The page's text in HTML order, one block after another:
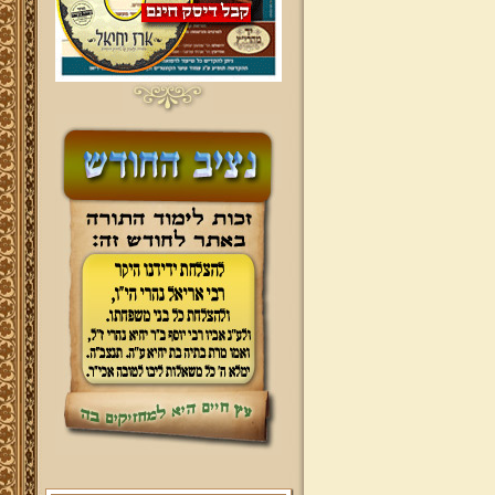
ברוכים הבאים לאתר מהרי"ץ
יד מהרי"ץ - פורטל תורני למורשת יהדות
תימן, האתר הרשמי להנצחת מורשתו
של גאון רבני תימן ותפארתם מהרי"ץ
זצוק"ל. באתר תמצאו גם תכנים תורניים
והלכתיים רבים של מרן הגאון הרב יצחק
רצאבי שליט"א - פוסק עדת תימן,
מחבר ספרי שלחן ערוך המקוצר ח"ח
ושו"ת עולת יצחק ג"ח ועוד, וכן תוכלו
לעיין ולהאזין ולצפות במבחר שיעורי
תורה, שו"ת, מאמרים, תמונות, וקבלת
מידע אודות פעילות ק"ק תימן יע"א
(י'כוננם ע'ליון א'מן). הודעה לגולשי
האתר! הבעלות על אתר זה הינה
פרטית, וכל התכנים המובאים הינם
המתפרסם באתר, ואינו מודע לדברים